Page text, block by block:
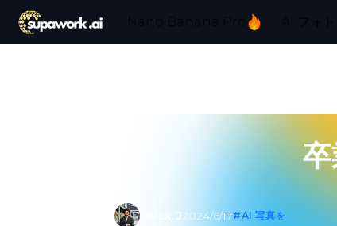
Nano Banana Pro AI フォト
Alex. J2024/6/17#AI 写真を